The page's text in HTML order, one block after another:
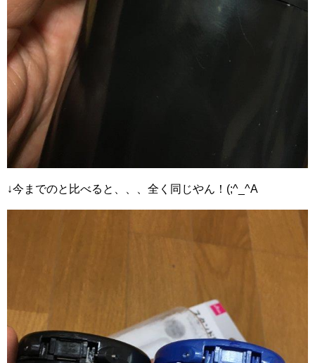
↓今までのと比べると、、、全く同じやん！(;^_^A